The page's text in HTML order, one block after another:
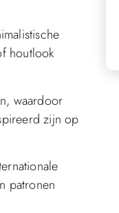
houtlook
waardoor
zijn op
patronen